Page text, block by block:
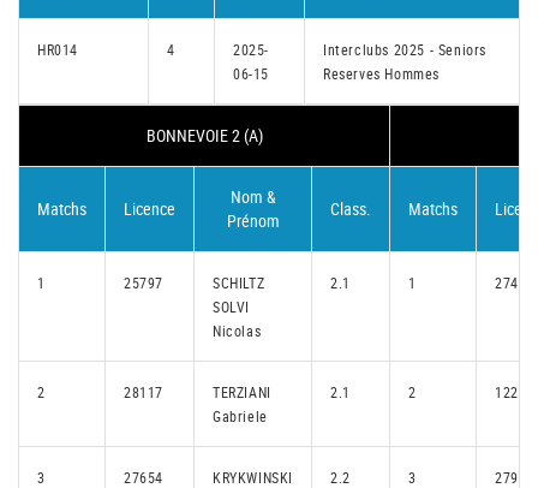
HR014 4
2025-
06-15
Interclubs 2025 - Seniors
Reserves Hommes
BONNEVOIE 2 (A)
Matchs Licence
Nom &
Prénom
Class. Matchs
1 25797
SCHILTZ
SOLVI
Nicolas
2.1 1 27494
2 28117
TERZIANI
Gabriele
2.1 2 12228
3 27654
KRYKWINSKI
2.2 3 27933